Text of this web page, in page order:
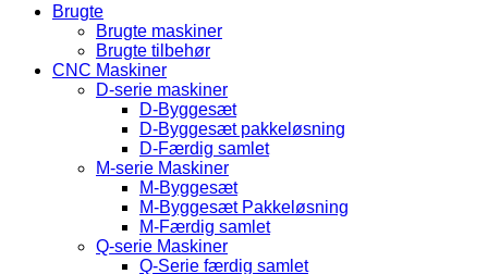
Brugte
Brugte maskiner
Brugte tilbehør
CNC Maskiner
D-serie maskiner
D-Byggesæt
D-Byggesæt pakkeløsning
D-Færdig samlet
M-serie Maskiner
M-Byggesæt
M-Byggesæt Pakkeløsning
M-Færdig samlet
Q-serie Maskiner
Q-Serie færdig samlet